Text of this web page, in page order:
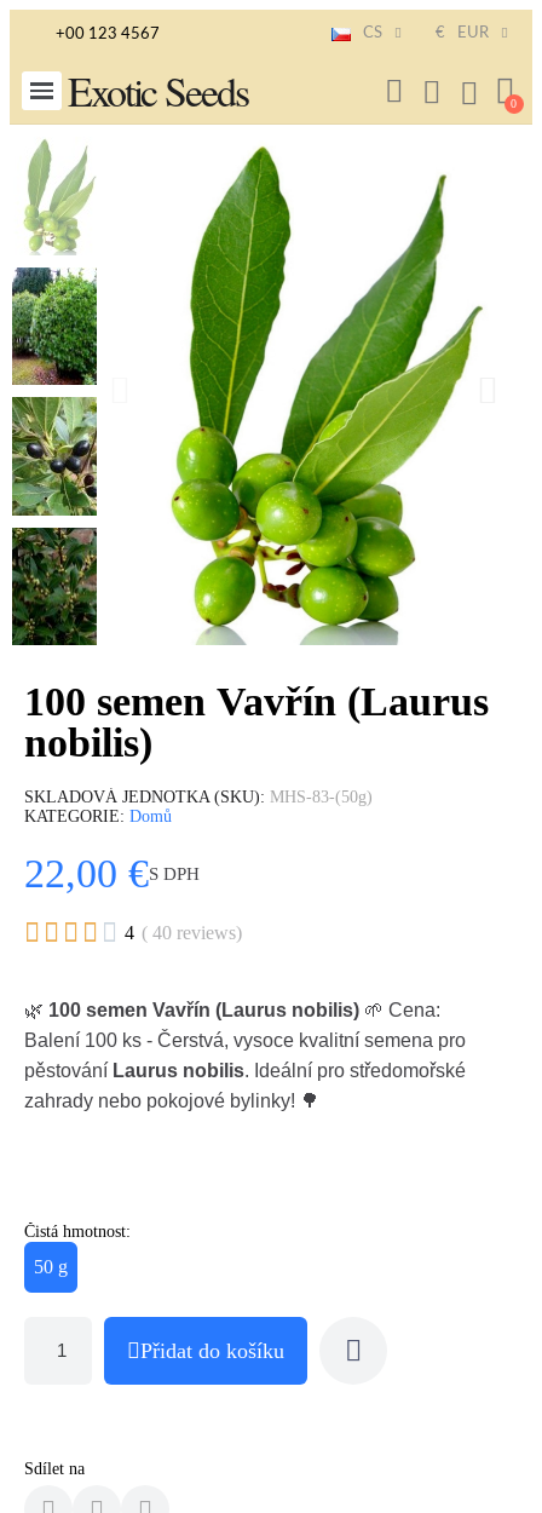
+00 123 4567 CS € EUR
Exotic Seeds
100 semen Vavřín (Laurus
nobilis)
SKLADOVÁ JEDNOTKA (SKU)
MHS-83-(50g)
KATEGORIE Domů
22,00 €S DPH
     4 ( 40 reviews)
🌿 100 semen Vavřín (Laurus nobilis) 🌱 Cena:
Balení 100 ks - Čerstvá, vysoce kvalitní semena pro
pěstování Laurus nobilis. Ideální pro středomořské
zahrady nebo pokojové bylinky! 🌳
Čistá hmotnost:
50 g
Přidat do košíku
Sdílet na